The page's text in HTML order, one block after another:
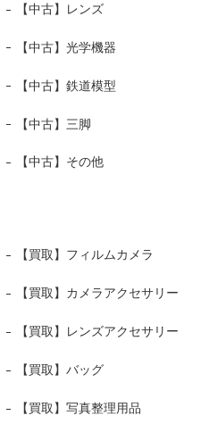
【中古】レンズ
【中古】光学機器
【中古】鉄道模型
【中古】三脚
【中古】その他
【買取】フィルムカメラ
【買取】カメラアクセサリー
【買取】レンズアクセサリー
【買取】バッグ
【買取】写真整理用品